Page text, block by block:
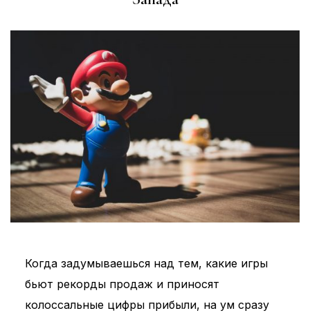
Когда задумываешься над тем, какие игры
бьют рекорды продаж и приносят
колоссальные цифры прибыли, на ум сразу